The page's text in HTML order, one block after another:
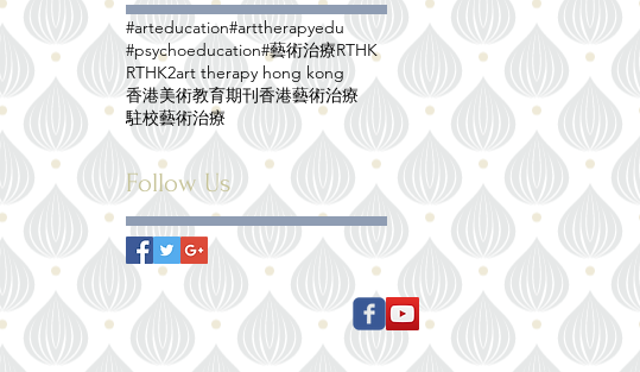
#arteducation#arttherapyedu
#psychoeducation#藝術治療RTHK
RTHK2art therapy hong kong
香港美術教育期刊香港藝術治療
駐校藝術治療
Follow Us